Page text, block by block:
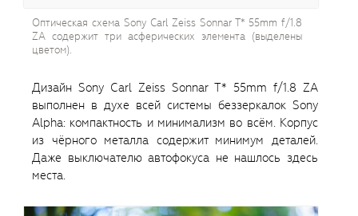
Оптическая схема Sony Carl Zeiss Sonnar T* 55mm f/1.8
ZA содержит три асферических элемента (выделены
цветом).
Дизайн Sony Carl Zeiss Sonnar T* 55mm f/1.8 ZA
выполнен в духе всей системы беззеркалок Sony
Alpha: компактность и минимализм во всём. Корпус
из чёрного металла содержит минимум деталей.
Даже выключателю автофокуса не нашлось здесь
места.